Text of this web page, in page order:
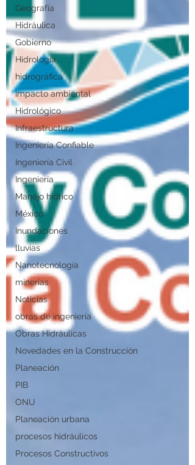
Geografía
Hidráulica
Gobierno
Hidrología
hidrográfica
impacto ambiental
Hidrológico
Infraestructura
Ingeniería Confiable
Ingeniería Civil
Ingeniería
Manejo hídrico
México
Inundaciones
lluvias
Nanotecnología
minerias
Noticias
obras de ingeniería
Obras Hidráulicas
Novedades en la Construcción
Planeación
PIB
ONU
Planeación urbana
procesos hidráulicos
Procesos Constructivos